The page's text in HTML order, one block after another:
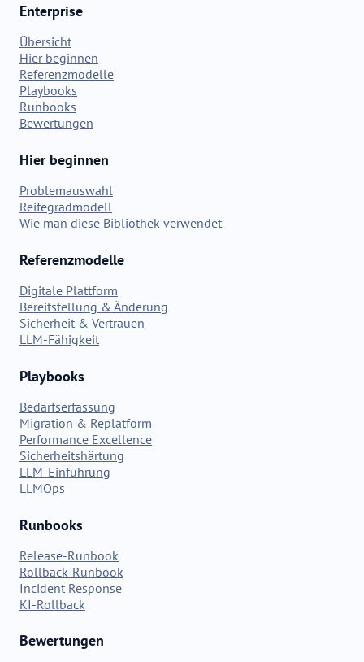
Enterprise
Übersicht
Hier beginnen
Referenzmodelle
Playbooks
Runbooks
Bewertungen
Hier beginnen
Problemauswahl
Reifegradmodell
Wie man diese Bibliothek verwendet
Referenzmodelle
Digitale Plattform
Bereitstellung & Änderung
Sicherheit & Vertrauen
LLM-Fähigkeit
Playbooks
Bedarfserfassung
Migration & Replatform
Performance Excellence
Sicherheitshärtung
LLM-Einführung
LLMOps
Runbooks
Release-Runbook
Rollback-Runbook
Incident Response
KI-Rollback
Bewertungen